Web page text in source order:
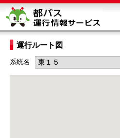
運行ルート図
系統名 東１５